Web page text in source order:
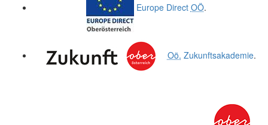
Europe Direct OÖ.
Oö. Zukunftsakademie.